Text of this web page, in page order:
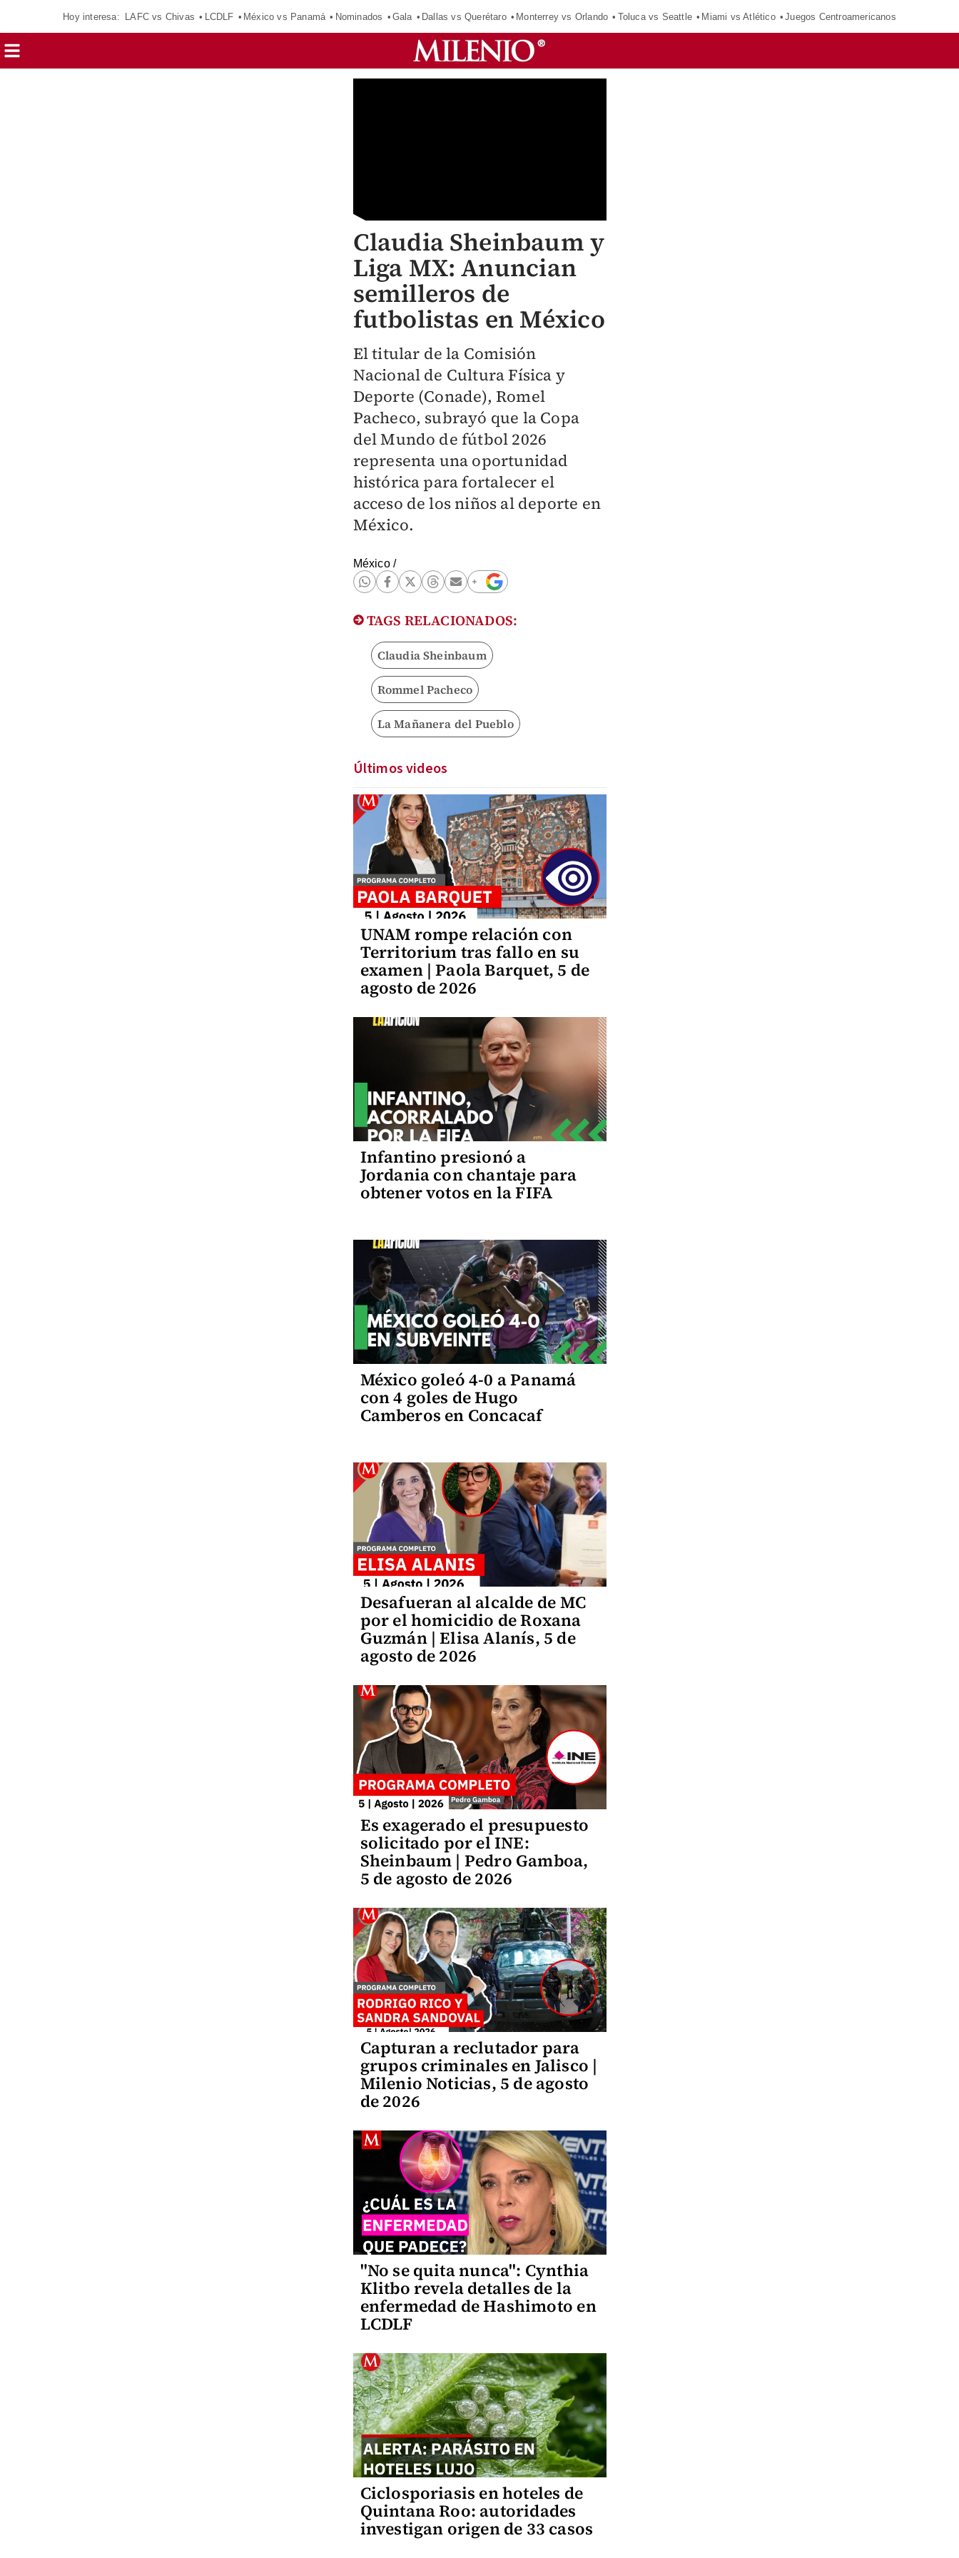
Hoy interesa: LAFC vs Chivas LCDLF México vs Panamá Nominados Gala Dallas vs Querétaro Monterrey vs Orlando Toluca vs Seattle Miami vs Atlético Juegos Centroamericanos
Claudia Sheinbaum y
Liga MX: Anuncian
semilleros de
futbolistas en México
El titular de la Comisión
Nacional de Cultura Física y
Deporte (Conade), Romel
Pacheco, subrayó que la Copa
del Mundo de fútbol 2026
representa una oportunidad
histórica para fortalecer el
acceso de los niños al deporte en
México.
México/
TAGS RELACIONADOS:
Claudia Sheinbaum
Rommel Pacheco
La Mañanera del Pueblo
Últimos videos
UNAM rompe relación con
Territorium tras fallo en su
examen | Paola Barquet, 5 de
agosto de 2026
Infantino presionó a
Jordania con chantaje para
obtener votos en la FIFA
México goleó 4-0 a Panamá
con 4 goles de Hugo
Camberos en Concacaf
Desafueran al alcalde de MC
por el homicidio de Roxana
Guzmán | Elisa Alanís, 5 de
agosto de 2026
Es exagerado el presupuesto
solicitado por el INE:
Sheinbaum | Pedro Gamboa,
5 de agosto de 2026
Capturan a reclutador para
grupos criminales en Jalisco |
Milenio Noticias, 5 de agosto
de 2026
"No se quita nunca": Cynthia
Klitbo revela detalles de la
enfermedad de Hashimoto en
LCDLF
Ciclosporiasis en hoteles de
Quintana Roo: autoridades
investigan origen de 33 casos